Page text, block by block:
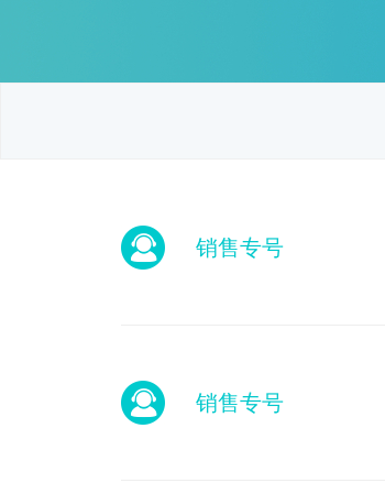
销售专号
销售专号